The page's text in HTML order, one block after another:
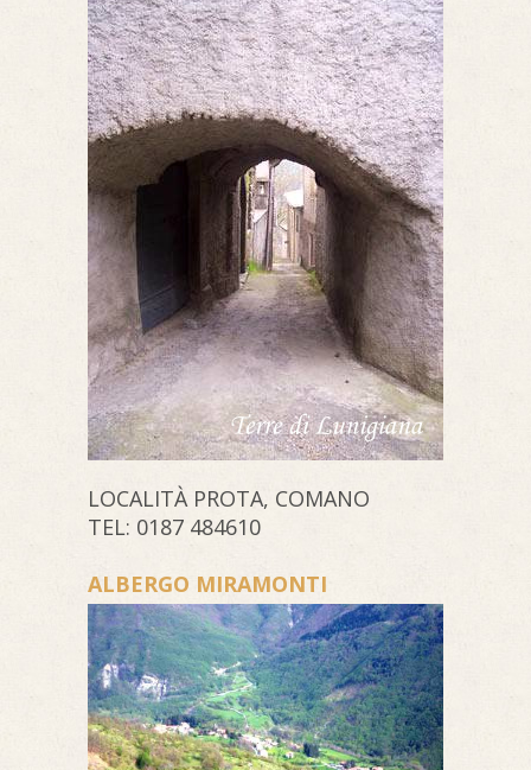
LOCALITÀ PROTA, COMANO
TEL: 0187 484610
ALBERGO MIRAMONTI